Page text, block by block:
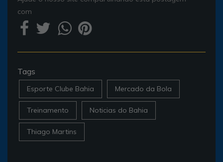
com
Tags
Esporte Clube Bahia Mercado da Bola
Treinamento Noticias do Bahia
Thiago Martins